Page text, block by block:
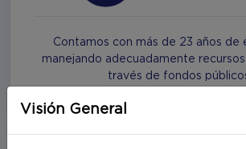
Contamos con más de 23 años de
manejando adecuadamente
través de fondos
Visión General